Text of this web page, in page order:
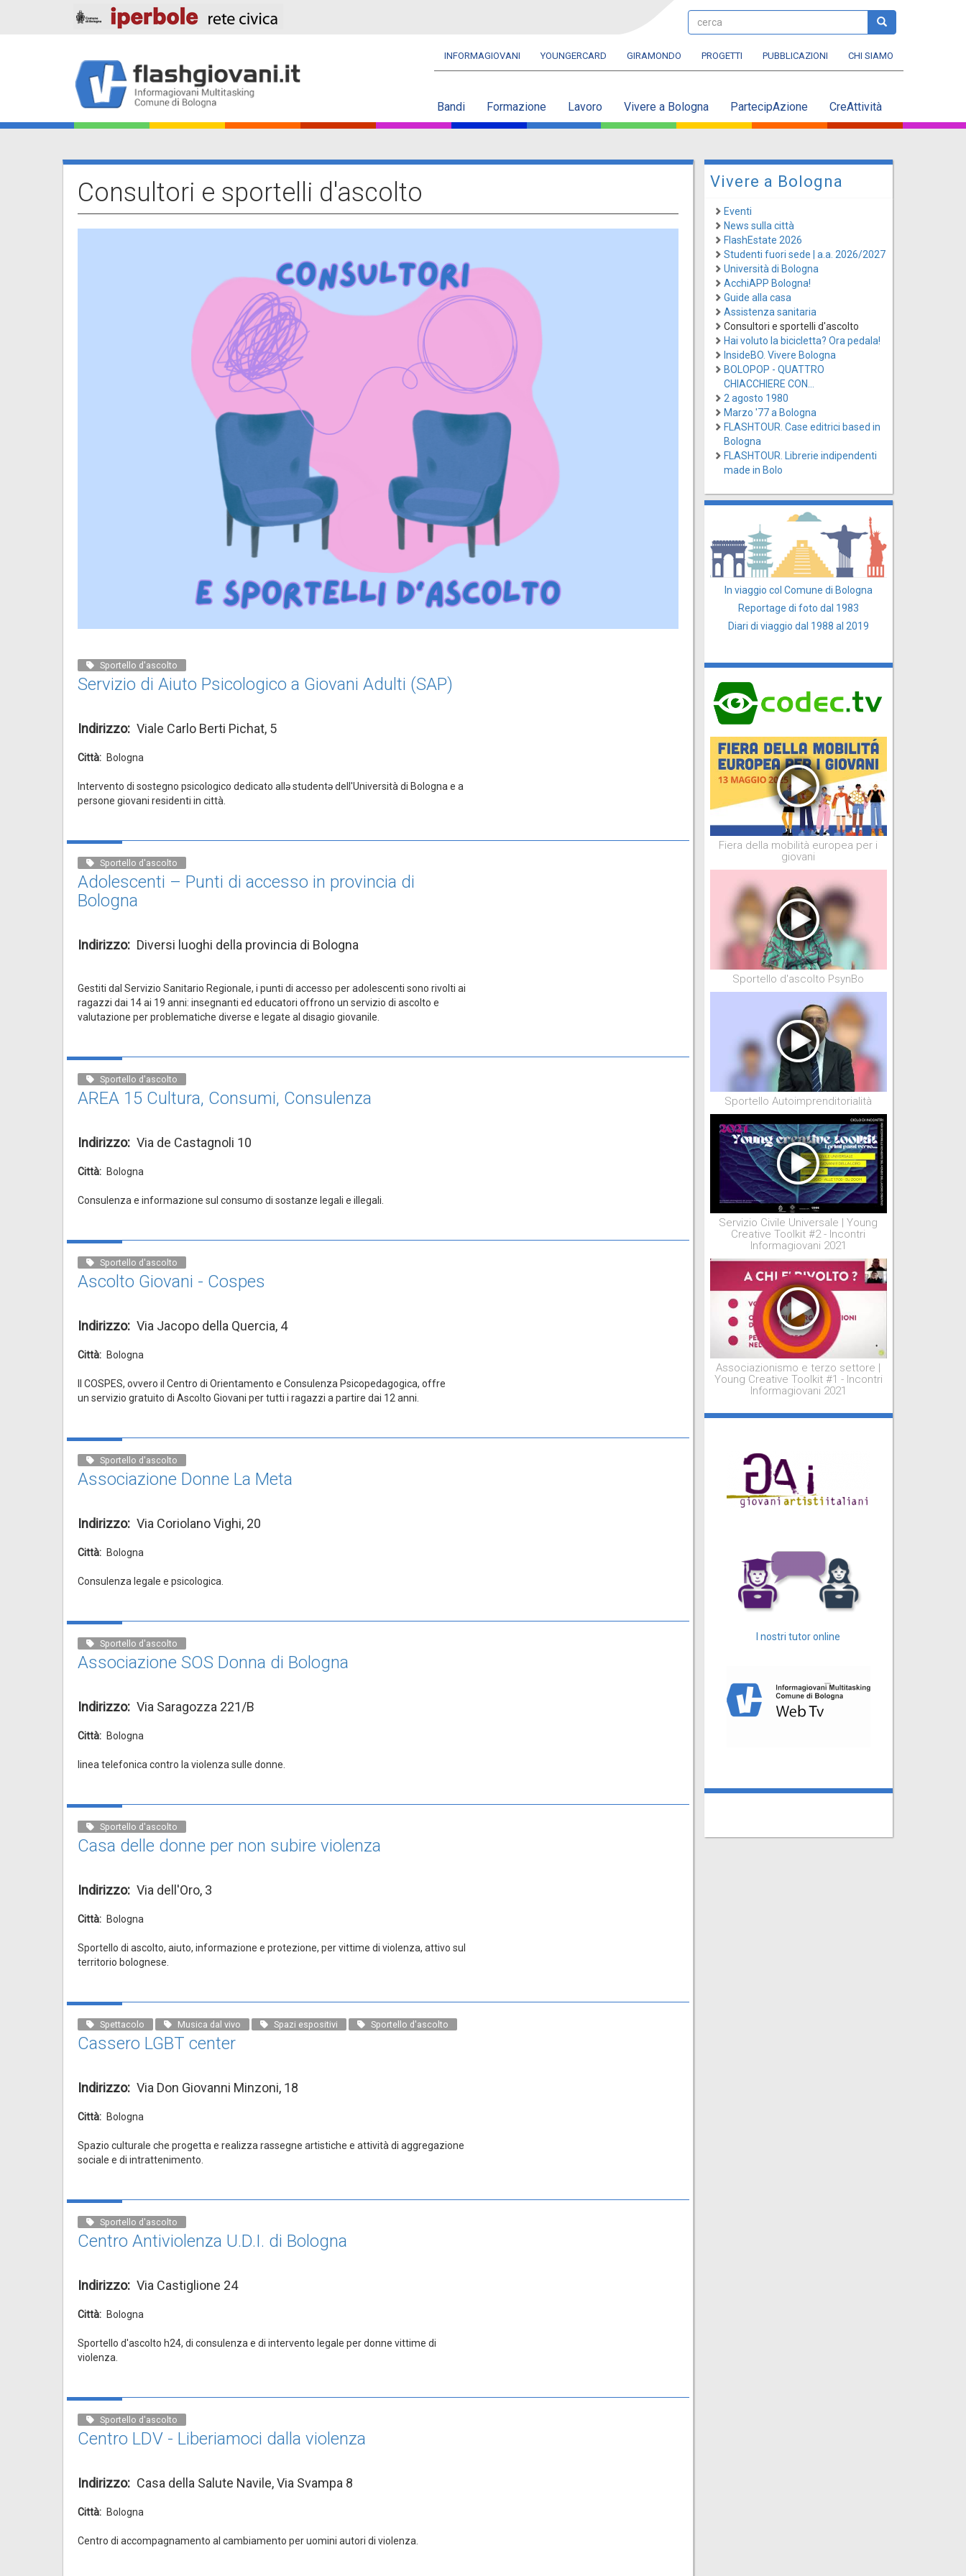
cerca cerca
Navbar
INFORMAGIOVANI YOUNGERCARD GIRAMONDO PROGETTI PUBBLICAZIONI CHI SIAMO
Main
navigation
Bandi Formazione Lavoro Vivere a Bologna PartecipAzione CreAttività
Consultori e sportelli d'ascolto
Sportello d'ascolto
Servizio di Aiuto Psicologico a Giovani Adulti (SAP)
Indirizzo Viale Carlo Berti Pichat, 5
Città Bologna
Intervento di sostegno psicologico dedicato allə studentə dell'Università di Bologna e a
persone giovani residenti in città.
Sportello d'ascolto
Adolescenti – Punti di accesso in provincia di
Bologna
Indirizzo Diversi luoghi della provincia di Bologna
Gestiti dal Servizio Sanitario Regionale, i punti di accesso per adolescenti sono rivolti ai
ragazzi dai 14 ai 19 anni: insegnanti ed educatori offrono un servizio di ascolto e
valutazione per problematiche diverse e legate al disagio giovanile.
Sportello d'ascolto
AREA 15 Cultura, Consumi, Consulenza
Indirizzo Via de Castagnoli 10
Città Bologna
Consulenza e informazione sul consumo di sostanze legali e illegali.
Sportello d'ascolto
Ascolto Giovani - Cospes
Indirizzo Via Jacopo della Quercia, 4
Città Bologna
Il COSPES, ovvero il Centro di Orientamento e Consulenza Psicopedagogica, offre
un servizio gratuito di Ascolto Giovani per tutti i ragazzi a partire dai 12 anni.
Sportello d'ascolto
Associazione Donne La Meta
Indirizzo Via Coriolano Vighi, 20
Città Bologna
Consulenza legale e psicologica.
Sportello d'ascolto
Associazione SOS Donna di Bologna
Indirizzo Via Saragozza 221/B
Città Bologna
linea telefonica contro la violenza sulle donne.
Sportello d'ascolto
Casa delle donne per non subire violenza
Indirizzo Via dell'Oro, 3
Città Bologna
Sportello di ascolto, aiuto, informazione e protezione, per vittime di violenza, attivo sul
territorio bolognese.
Spettacolo Musica dal vivo Spazi espositivi Sportello d'ascolto
Cassero LGBT center
Indirizzo Via Don Giovanni Minzoni, 18
Città Bologna
Spazio culturale che progetta e realizza rassegne artistiche e attività di aggregazione
sociale e di intrattenimento.
Sportello d'ascolto
Centro Antiviolenza U.D.I. di Bologna
Indirizzo Via Castiglione 24
Città Bologna
Sportello d'ascolto h24, di consulenza e di intervento legale per donne vittime di
violenza.
Sportello d'ascolto
Centro LDV - Liberiamoci dalla violenza
Indirizzo Casa della Salute Navile, Via Svampa 8
Città Bologna
Centro di accompagnamento al cambiamento per uomini autori di violenza.
Vivere a Bologna
Eventi
News sulla città
FlashEstate 2026
Studenti fuori sede | a.a. 2026/2027
Università di Bologna
AcchiAPP Bologna!
Guide alla casa
Assistenza sanitaria
Consultori e sportelli d'ascolto
Hai voluto la bicicletta? Ora pedala!
InsideBO. Vivere Bologna
BOLOPOP - QUATTRO
CHIACCHIERE CON...
2 agosto 1980
Marzo '77 a Bologna
FLASHTOUR. Case editrici based in
Bologna
FLASHTOUR. Librerie indipendenti
made in Bolo
In viaggio col Comune di Bologna
Reportage di foto dal 1983
Diari di viaggio dal 1988 al 2019
Fiera della mobilità europea per i
giovani
Sportello d'ascolto PsynBo
Sportello Autoimprenditorialità
Servizio Civile Universale | Young
Creative Toolkit #2 - Incontri
Informagiovani 2021
Associazionismo e terzo settore |
Young Creative Toolkit #1 - Incontri
Informagiovani 2021
I nostri tutor online